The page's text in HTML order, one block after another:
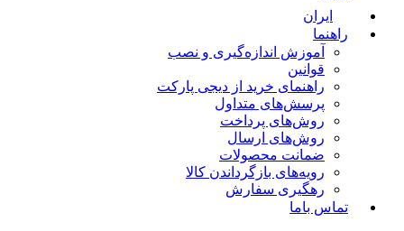
ایران
راهنما
آموزش اندازه‌گیری و نصب
قوانین
راهنمای خرید از دیجی پارکت
پرسش‌های متداول
روش‌های پرداخت
روش‌های ارسال
ضمانت محصولات
رویه‌های بازگرداندن کالا
رهگیری سفارش
تماس باما